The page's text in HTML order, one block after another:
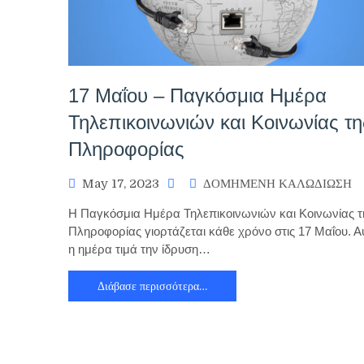
17 Μαΐου – Παγκόσμια Ημέρα
Τηλεπικοινωνιών και Κοινωνίας
Πληροφορίας
May 17, 2023 ΔΟΜΗΜΕΝΗ ΚΑΛΩΔΙΩΣΗ
Η Παγκόσμια Ημέρα Τηλεπικοινωνιών και Κοινωνίας
Πληροφορίας γιορτάζεται κάθε χρόνο στις 17 Μαΐου.
η ημέρα τιμά την ίδρυση…
Διάβασε περισσότερα…